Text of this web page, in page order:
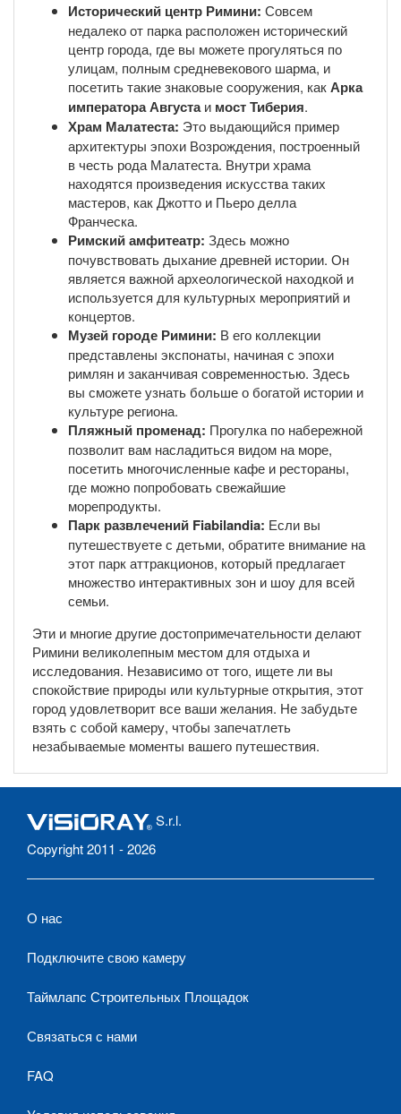
Исторический центр Римини: Совсем
недалеко от парка расположен исторический
центр города, где вы можете прогуляться по
улицам, полным средневекового шарма, и
посетить такие знаковые сооружения, какАрка
императора Августаи мост Тиберия.
Храм Малатеста: Это выдающийся пример
архитектуры эпохи Возрождения, построенный
в честь рода Малатеста. Внутри храма
находятся произведения искусства таких
мастеров, как Джотто и Пьеро делла
Франческа.
Римский амфитеатр: Здесь можно
почувствовать дыхание древней истории. Он
является важной археологической находкой и
используется для культурных мероприятий и
концертов.
Музей городе Римини: В его коллекции
представлены экспонаты, начиная с эпохи
римлян и заканчивая современностью. Здесь
вы сможете узнать больше о богатой истории и
культуре региона.
Пляжный променад: Прогулка по набережной
позволит вам насладиться видом на море,
посетить многочисленные кафе и рестораны,
где можно попробовать свежайшие
морепродукты.
Парк развлечений Fiabilandia: Если вы
путешествуете с детьми, обратите внимание на
этот парк аттракционов, который предлагает
множество интерактивных зон и шоу для всей
семьи.
Эти и многие другие достопримечательности делают
Римини великолепным местом для отдыха и
исследования. Независимо от того, ищете ли вы
спокойствие природы или культурные открытия, этот
город удовлетворит все ваши желания. Не забудьте
взять с собой камеру, чтобы запечатлеть
незабываемые моменты вашего путешествия.
S.r.l.
Copyright 2011 - 2026
О нас
Подключите свою камеру
Таймлапс Строительных Площадок
Связаться с нами
FAQ